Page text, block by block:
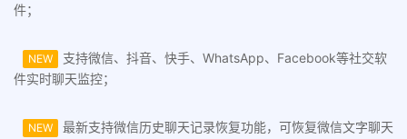
件；
NEW
支持微信、抖音、快手、WhatsApp、Facebook等社交软
件实时聊天监控；
NEW
最新支持微信历史聊天记录恢复功能，可恢复微信文字聊天